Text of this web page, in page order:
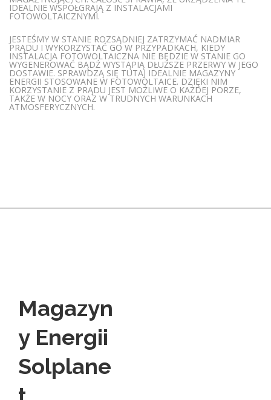
IDEALNIE WSPÓŁGRAJĄ Z INSTALACJAMI
FOTOWOLTAICZNYMI.
JESTEŚMY W STANIE ROZSĄDNIEJ ZATRZYMAĆ NADMIAR
PRĄDU I WYKORZYSTAĆ GO W PRZYPADKACH, KIEDY
INSTALACJA FOTOWOLTAICZNA NIE BĘDZIE W STANIE GO
WYGENEROWAĆ BĄDŹ WYSTĄPIĄ DŁUŻSZE PRZERWY W JEGO
DOSTAWIE. SPRAWDZĄ SIĘ TUTAJ IDEALNIE MAGAZYNY
ENERGII STOSOWANE W FOTOWOLTAICE. DZIĘKI NIM
KORZYSTANIE Z PRĄDU JEST MOŻLIWE O KAŻDEJ PORZE,
TAKŻE W NOCY ORAZ W TRUDNYCH WARUNKACH
ATMOSFERYCZNYCH.
Magazyn
y Energii
Solplane